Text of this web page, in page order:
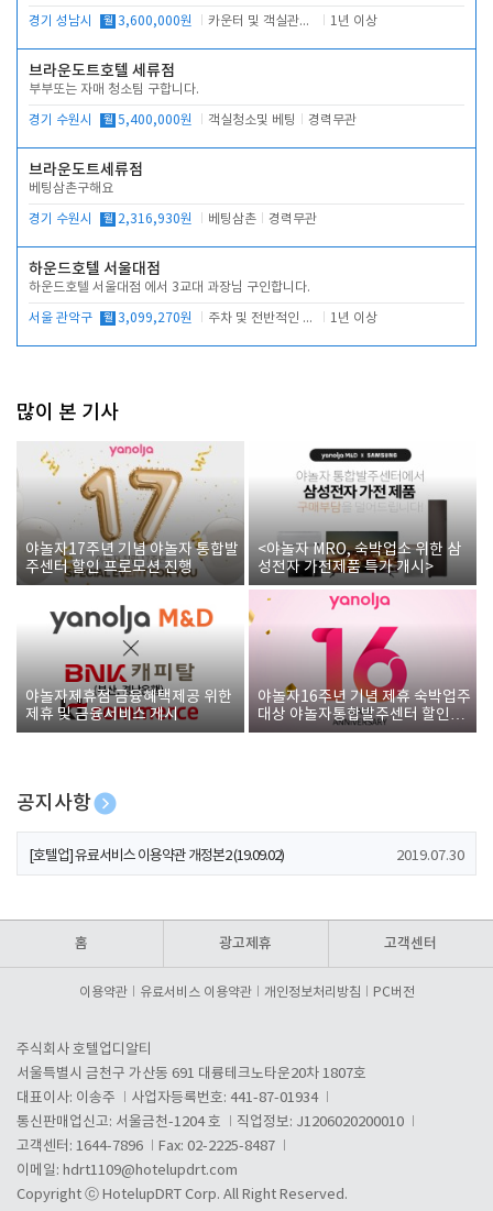
경기 성남시 월 3,600,000원 카운터 및 객실관리 전반 1년 이상
브라운도트호텔 세류점
부부또는 자매 청소팀 구합니다.
경기 수원시 월 5,400,000원 객실청소및 베팅 경력무관
브라운도트세류점
베팅삼촌구해요
경기 수원시 월 2,316,930원 베팅삼촌 경력무관
하운드호텔 서울대점
하운드호텔 서울대점 에서 3교대 과장님 구인합니다.
서울 관악구 월 3,099,270원 주차 및 전반적인 당번업무 1년 이상
많이 본 기사
야놀자17주년 기념 야놀자 통합발
주센터 할인 프로모션 진행
<야놀자 MRO, 숙박업소 위한 삼
성전자 가전제품 특가 개시>
야놀자제휴점 금융혜택제공 위한
제휴 및 금융서비스 게시
야놀자16주년 기념 제휴 숙박업주
대상 야놀자통합발주센터 할인쿠
폰 증정
공지사항
[호텔업] 개인정보 처리방침 개정본1 (19.09.02)
[호텔업] 유료서비스 이용약관 개정본2 (19.09.02) 2019.07.30
홈 광고제휴 고객센터
이용약관 유료서비스 이용약관 개인정보처리방침 PC버전
주식회사 호텔업디알티
서울특별시 금천구 가산동 691 대륭테크노타운20차 1807호
대표이사: 이송주
사업자등록번호: 441-87-01934
통신판매업신고: 서울금천-1204 호
직업정보: J1206020200010
고객센터: 1644-7896
Fax: 02-2225-8487
이메일: hdrt1109@hotelupdrt.com
Copyright ⓒ HotelupDRT Corp. All Right Reserved.